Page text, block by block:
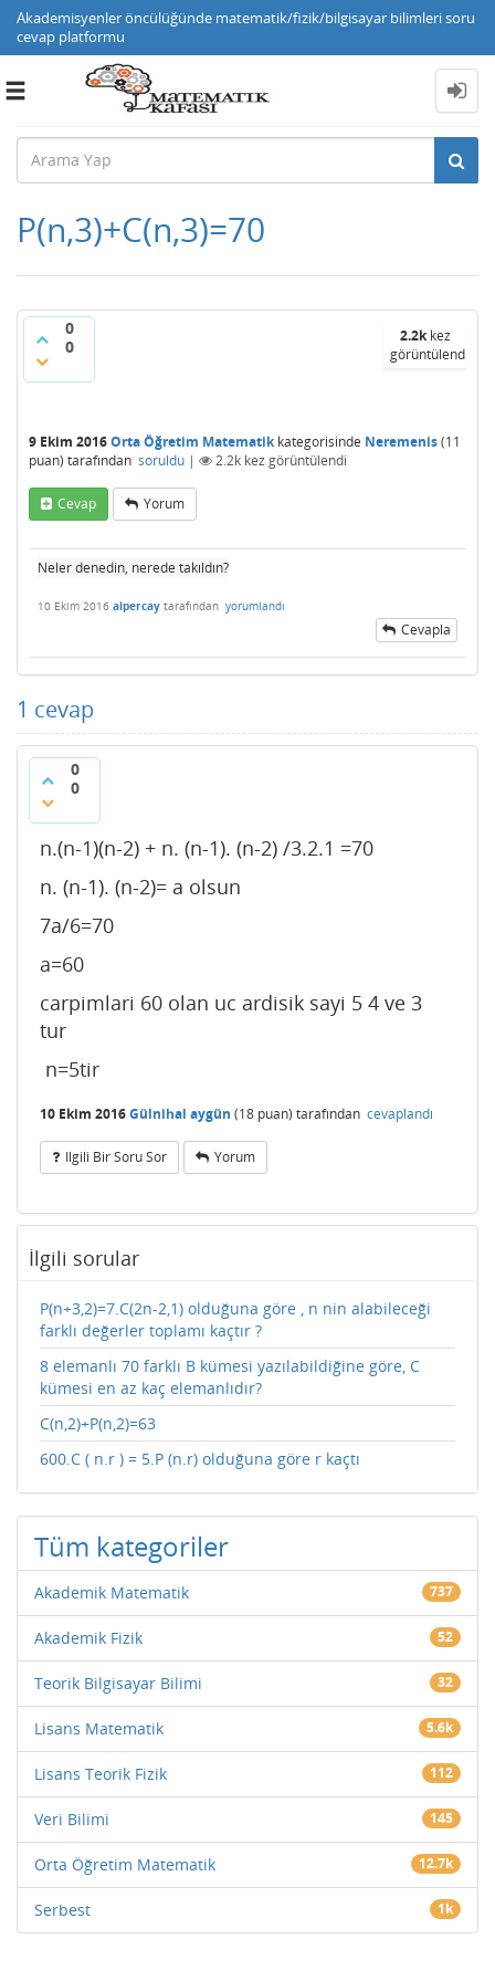
Akademisyenler öncülüğünde matematik/fizik/bilgisayar bilimleri soru
cevap platformu
Toggle
P(n,3)+C(n,3)=70
0
0
2.2kkez
görüntülendi
9 Ekim 2016Orta Öğretim Matematikkategorisinde Neremenis(11
puan) tarafından soruldu | 2.2k kez görüntülendi
Cevap Yorum
Neler denedin, nerede takıldın?
10 Ekim 2016 alpercay tarafından yorumlandı
Cevapla
1 cevap
0
0
n.(n-1)(n-2) + n. (n-1). (n-2) /3.2.1 =70
n. (n-1). (n-2)= a olsun
7a/6=70
a=60
carpimlari 60 olan uc ardisik sayi 5 4 ve 3
tur
n=5tir
10 Ekim 2016Gülnihal aygün (18 puan) tarafından cevaplandı
Ilgili Bir Soru Sor Yorum
İlgili sorular
P(n+3,2)=7.C(2n-2,1) olduğuna göre , n nin alabileceği
farklı değerler toplamı kaçtır ?
8 elemanlı 70 farklı B kümesi yazılabildiğine göre, C
kümesi en az kaç elemanlıdır?
C(n,2)+P(n,2)=63
600.C ( n.r ) = 5.P (n.r) olduğuna göre r kaçtı
Tüm kategoriler
Akademik Matematik 737
Akademik Fizik 52
Teorik Bilgisayar Bilimi 32
Lisans Matematik 5.6k
Lisans Teorik Fizik 112
Veri Bilimi 145
Orta Öğretim Matematik 12.7k
Serbest 1k